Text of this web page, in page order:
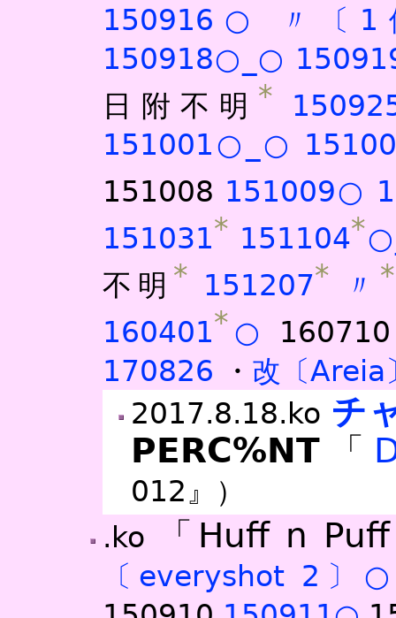
150916○
〃〔
150918○ _○
日附不明 *
151001○
_○
151008 151009○
151031* 151104*○
不明 * 151207* 〃 *
160401* ○
170826
・ 改〔
2017.8.18.ko チ
PERC%NT「
012』）
.ko
「Huff n
〔everyshot 2〕